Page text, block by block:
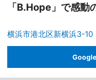
「B.Hope」で感動
横浜市港北区新横浜3-10